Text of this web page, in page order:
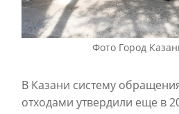
Фото Город
В Казани систему
отходами утвердили еще в